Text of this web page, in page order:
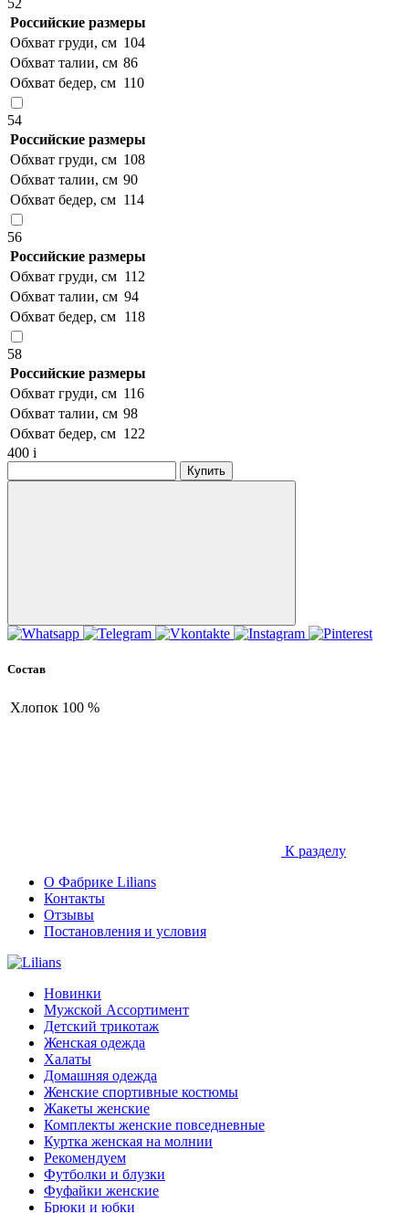
Российские размеры
Обхват груди, см 104
Обхват талии, см 86
Обхват бедер, см 110
54
Российские размеры
Обхват груди, см 108
Обхват талии, см 90
Обхват бедер, см 114
56
Российские размеры
Обхват груди, см 112
Обхват талии, см 94
Обхват бедер, см 118
58
Российские размеры
Обхват груди, см 116
Обхват талии, см 98
Обхват бедер, см 122
400 i
Купить
Состав
Хлопок 100 %
К разделу
О Фабрике Lilians
Контакты
Отзывы
Постановления и условия
Новинки
Мужской Ассортимент
Детcкий трикотаж
Женская одежда
Халаты
Домашняя одежда
Женские спортивные костюмы
Жакеты женские
Комплекты женские повседневные
Куртка женская на молнии
Рекомендуем
Футболки и блузки
Фуфайки женские
Брюки и юбки